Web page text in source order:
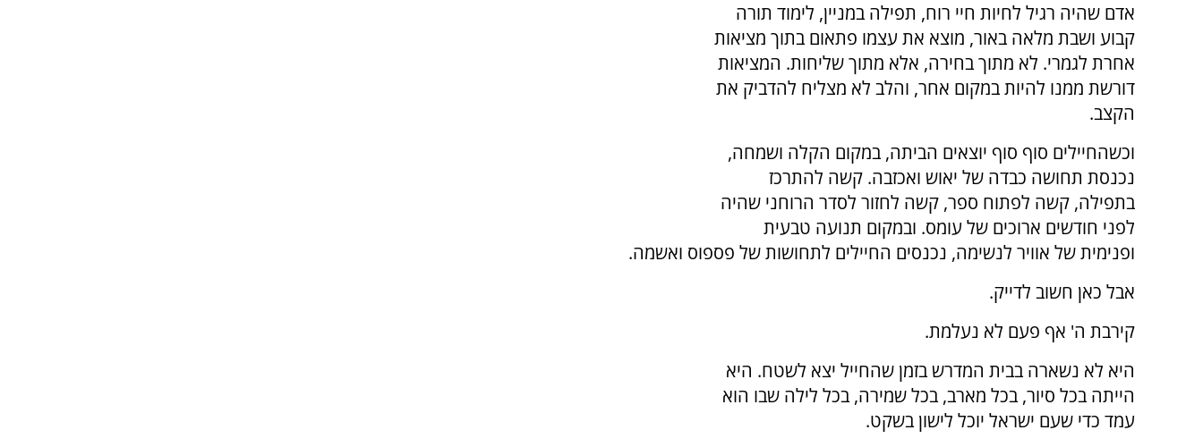
אדם שהיה רגיל לחיות חיי רוח, תפילה במניין, לימוד תורה
קבוע ושבת מלאה באור, מוצא את עצמו פתאום בתוך מציאות
אחרת לגמרי. לא מתוך בחירה, אלא מתוך שליחות. המציאות
דורשת ממנו להיות במקום אחר, והלב לא מצליח להדביק את
הקצב.
וכשהחיילים סוף סוף יוצאים הביתה, במקום הקלה ושמחה,
נכנסת תחושה כבדה של יאוש ואכזבה. קשה להתרכז
בתפילה, קשה לפתוח ספר, קשה לחזור לסדר הרוחני שהיה
לפני חודשים ארוכים של עומס. ובמקום תנועה טבעית
ופנימית של אוויר לנשימה, נכנסים החיילים לתחושות של פספוס ואשמה.
אבל כאן חשוב לדייק.
קירבת ה' אף פעם לא נעלמת.
היא לא נשארה בבית המדרש בזמן שהחייל יצא לשטח. היא
הייתה בכל סיור, בכל מארב, בכל שמירה, בכל לילה שבו הוא
עמד כדי שעם ישראל יוכל לישון בשקט.